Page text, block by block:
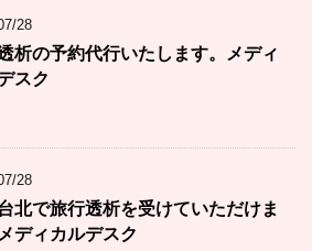
28
析の予約代行いたします。メディ
スク
28
北で旅行透析を受けていただけま
ディカルデスク